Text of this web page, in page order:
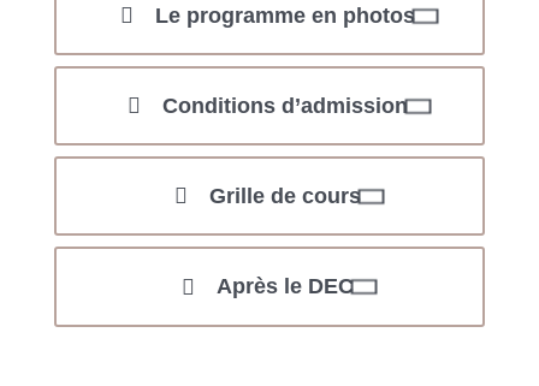
Le programme en photos
Conditions d’admission
Grille de cours
Après le DEC